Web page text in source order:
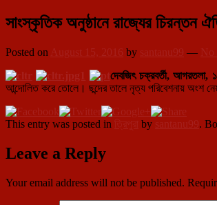
সাংস্কৃতিক অনুষ্ঠানে রাজ্যের চিরন্তন
Posted on August 15, 2016 by santanu99 — No
দেবজিৎ চক্রবর্তী,
আন্দোলিত করে তোলে। ছন্দের তালে নৃত্য পরিবেশনায় অংশ নেয়
This entry was posted in ত্রিপুরা by santanu99.
Leave a Reply
Your email address will not be published.